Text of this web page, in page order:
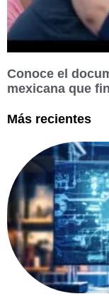
Conoce el
mexicana que
Más recientes